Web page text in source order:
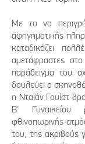
Με το να
αφηγηματικής
καταδικάζει
αμετάφραστες
παράδειγμα του
δουλεύει ο
η Νταϊάν Γουίστ
Β' Γυναικείου
φθινοπωρινής
του, της ακριβούς